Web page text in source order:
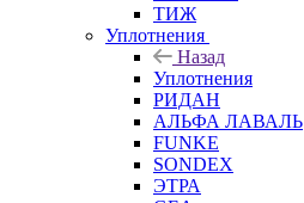
ТИЖ
Уплотнения
Назад
Уплотнения
РИДАН
АЛЬФА ЛАВАЛЬ
FUNKE
SONDEX
ЭТРА